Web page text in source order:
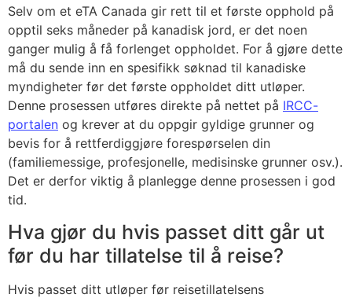
Selv om et eTA Canada gir rett til et første opphold på
opptil seks måneder på kanadisk jord, er det noen
ganger mulig å få forlenget oppholdet. For å gjøre dette
må du sende inn en spesifikk søknad til kanadiske
myndigheter før det første oppholdet ditt utløper.
Denne prosessen utføres direkte på nettet på IRCC-
portalen og krever at du oppgir gyldige grunner og
bevis for å rettferdiggjøre forespørselen din
(familiemessige, profesjonelle, medisinske grunner osv.).
Det er derfor viktig å planlegge denne prosessen i god
tid.
Hva gjør du hvis passet ditt går ut
før du har tillatelse til å reise?
Hvis passet ditt utløper før reisetillatelsens